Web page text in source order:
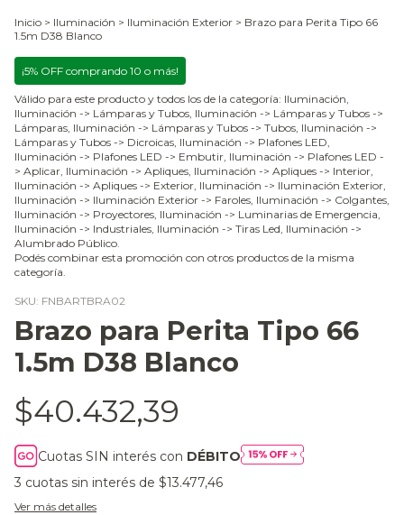
Inicio > Iluminación > Iluminación Exterior > Brazo para Perita Tipo 66
1.5m D38 Blanco
¡5% OFF comprando 10 o más!
Válido para este producto y todos los de la categoría: Iluminación,
Iluminación -> Lámparas y Tubos, Iluminación -> Lámparas y Tubos ->
Lámparas, Iluminación -> Lámparas y Tubos -> Tubos, Iluminación ->
Lámparas y Tubos -> Dicroicas, Iluminación -> Plafones LED,
Iluminación -> Plafones LED -> Embutir, Iluminación -> Plafones LED -
> Aplicar, Iluminación -> Apliques, Iluminación -> Apliques -> Interior,
Iluminación -> Apliques -> Exterior, Iluminación -> Iluminación Exterior,
Iluminación -> Iluminación Exterior -> Faroles, Iluminación -> Colgantes,
Iluminación -> Proyectores, Iluminación -> Luminarias de Emergencia,
Iluminación -> Industriales, Iluminación -> Tiras Led, Iluminación ->
Alumbrado Público.
Podés combinar esta promoción con otros productos de la misma
categoría.
SKU: FNBARTBRA02
Brazo para Perita Tipo 66
1.5m D38 Blanco
$40.432,39
Cuotas SIN interés con DÉBITO
3 cuotas sin interés de $13.477,46
Ver más detalles